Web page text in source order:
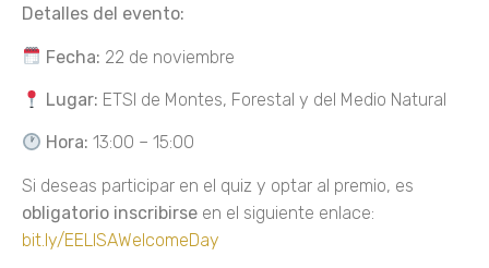
Detalles del evento:
Fecha: 22 de noviembre
Lugar: ETSI de Montes, Forestal y del Medio Natural
Hora: 13:00 – 15:00
Si deseas participar en el quiz y optar al premio, es
obligatorio inscribirse en el siguiente enlace:
bit.ly/EELISAWelcomeDay